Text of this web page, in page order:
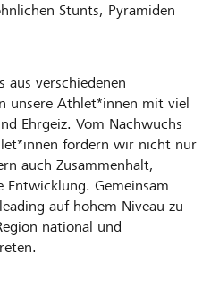
Stunts, Pyramiden
aus verschiedenen
unsere Athlet*innen mit viel
Ehrgeiz. Vom Nachwuchs
fördern wir nicht nur
auch Zusammenhalt,
Entwicklung. Gemeinsam
auf hohem Niveau zu
national und